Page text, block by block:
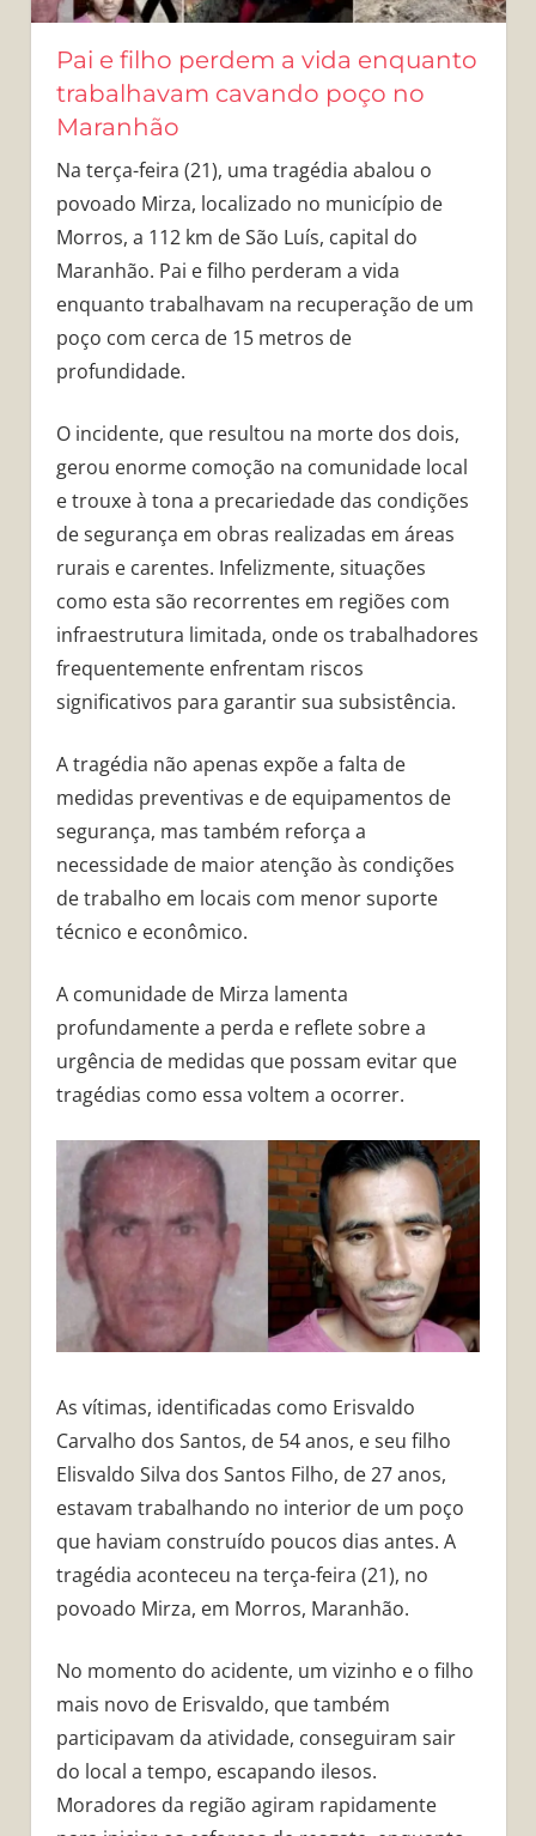
Pai e filho perdem a vida enquanto
trabalhavam cavando poço no
Maranhão
Na terça-feira (21), uma tragédia abalou o
povoado Mirza, localizado no município de
Morros, a 112 km de São Luís, capital do
Maranhão. Pai e filho perderam a vida
enquanto trabalhavam na recuperação de um
poço com cerca de 15 metros de
profundidade.
O incidente, que resultou na morte dos dois,
gerou enorme comoção na comunidade local
e trouxe à tona a precariedade das condições
de segurança em obras realizadas em áreas
rurais e carentes. Infelizmente, situações
como esta são recorrentes em regiões com
infraestrutura limitada, onde os trabalhadores
frequentemente enfrentam riscos
significativos para garantir sua subsistência.
A tragédia não apenas expõe a falta de
medidas preventivas e de equipamentos de
segurança, mas também reforça a
necessidade de maior atenção às condições
de trabalho em locais com menor suporte
técnico e econômico.
A comunidade de Mirza lamenta
profundamente a perda e reflete sobre a
urgência de medidas que possam evitar que
tragédias como essa voltem a ocorrer.
As vítimas, identificadas como Erisvaldo
Carvalho dos Santos, de 54 anos, e seu filho
Elisvaldo Silva dos Santos Filho, de 27 anos,
estavam trabalhando no interior de um poço
que haviam construído poucos dias antes. A
tragédia aconteceu na terça-feira (21), no
povoado Mirza, em Morros, Maranhão.
No momento do acidente, um vizinho e o filho
mais novo de Erisvaldo, que também
participavam da atividade, conseguiram sair
do local a tempo, escapando ilesos.
Moradores da região agiram rapidamente